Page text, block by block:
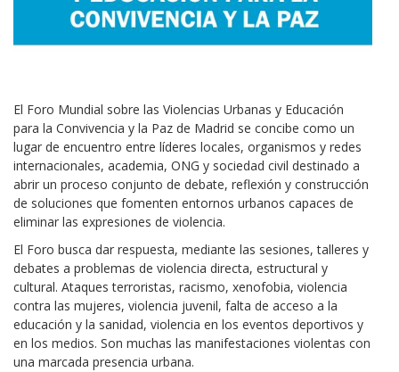
El Foro Mundial sobre las Violencias Urbanas y Educación
para la Convivencia y la Paz de Madrid se concibe como un
lugar de encuentro entre líderes locales, organismos y redes
internacionales, academia, ONG y sociedad civil destinado a
abrir un proceso conjunto de debate, reflexión y construcción
de soluciones que fomenten entornos urbanos capaces de
eliminar las expresiones de violencia.
El Foro busca dar respuesta, mediante las sesiones, talleres y
debates a problemas de violencia directa, estructural y
cultural. Ataques terroristas, racismo, xenofobia, violencia
contra las mujeres, violencia juvenil, falta de acceso a la
educación y la sanidad, violencia en los eventos deportivos y
en los medios. Son muchas las manifestaciones violentas con
una marcada presencia urbana.